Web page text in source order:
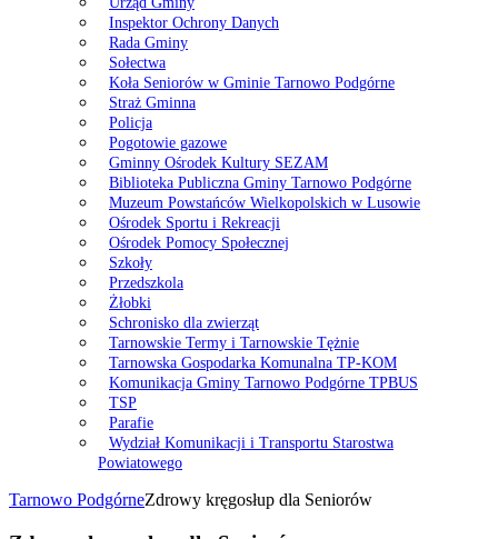
Inspektor Ochrony Danych
Rada Gminy
Sołectwa
Koła Seniorów w Gminie Tarnowo Podgórne
Straż Gminna
Policja
Pogotowie gazowe
Gminny Ośrodek Kultury SEZAM
Biblioteka Publiczna Gminy Tarnowo Podgórne
Muzeum Powstańców Wielkopolskich w Lusowie
Ośrodek Sportu i Rekreacji
Ośrodek Pomocy Społecznej
Szkoły
Przedszkola
Żłobki
Schronisko dla zwierząt
Tarnowskie Termy i Tarnowskie Tężnie
Tarnowska Gospodarka Komunalna TP-KOM
Komunikacja Gminy Tarnowo Podgórne TPBUS
TSP
Parafie
Wydział Komunikacji i Transportu Starostwa
Powiatowego
Tarnowo PodgórneZdrowy kręgosłup dla Seniorów